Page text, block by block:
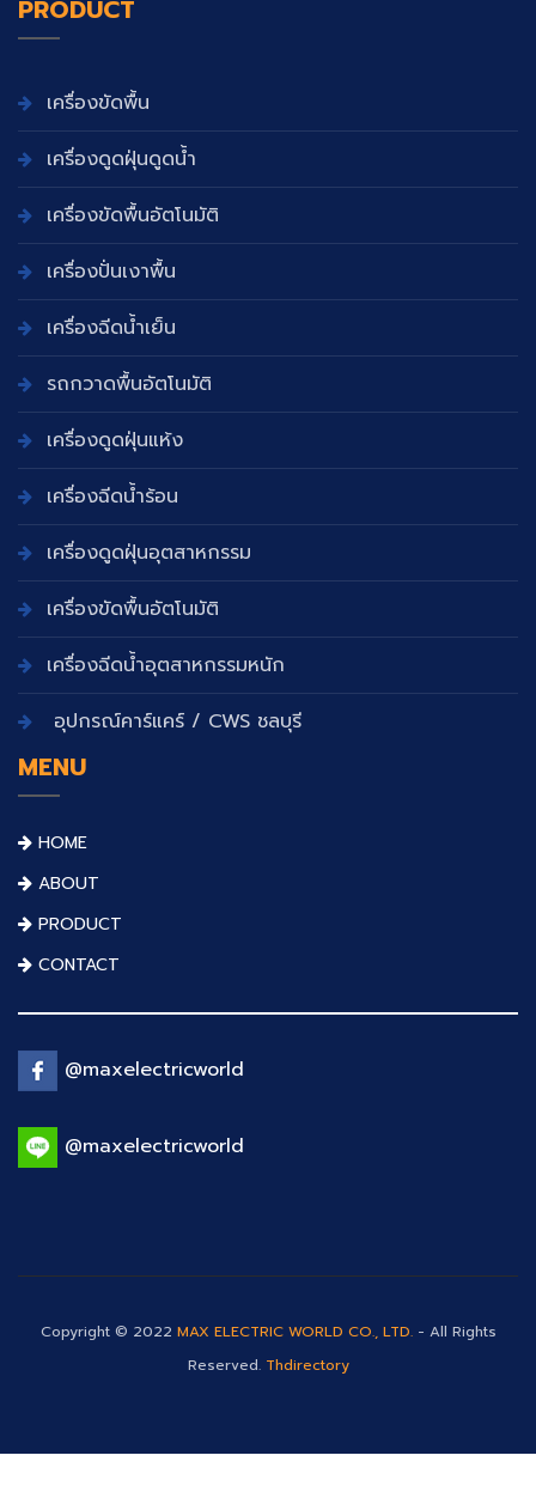
PRODUCT
เครื่องขัดพื้น
เครื่องดูดฝุ่นดูดน้ำ
เครื่องขัดพื้นอัตโนมัติ
เครื่องปั่นเงาพื้น
เครื่องฉีดน้ำเย็น
รถกวาดพื้นอัตโนมัติ
เครื่องดูดฝุ่นแห้ง
เครื่องฉีดน้ำร้อน
เครื่องดูดฝุ่นอุตสาหกรรม
เครื่องขัดพื้นอัตโนมัติ
เครื่องฉีดน้ำอุตสาหกรรมหนัก
อุปกรณ์คาร์แคร์ / CWS ชลบุรี
MENU
HOME
ABOUT
PRODUCT
CONTACT
@maxelectricworld
@maxelectricworld
Copyright © 2022 MAX ELECTRIC WORLD CO., LTD. - All Rights
Reserved. Thdirectory